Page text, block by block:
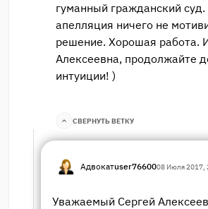
гуманный гражданский
апелляция ничего не
решение. Хорошая работа.
Алексеевна, продолжайте
интуиции! )
СВЕРНУТЬ ВЕТКУ
Адвокатuser7660008 Июля 2017,
Уважаемый Сергей